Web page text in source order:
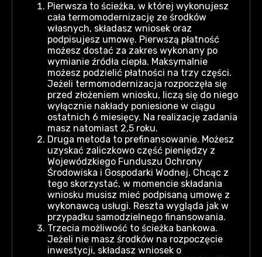
Pierwsza to ścieżka, w której wykonujesz
cała termomodernizację ze środków
własnych, składasz wniosek oraz
podpisujesz umowę. Pierwszą płatność
możesz dostać za zakres wykonany po
wymianie źródła ciepła. Maksymalnie
możesz podzielić płatności na trzy części.
Jeżeli termomodernizacja rozpoczęła się
przed złożeniem wniosku, liczą się do niego
wyłącznie nakłady poniesione w ciągu
ostatnich 6 miesięcy. Na realizację zadania
masz natomiast 2,5 roku.
Druga metoda to prefinansowanie. Możesz
uzyskać zaliczkowo część pieniędzy z
Wojewódzkiego Funduszu Ochrony
Środowiska i Gospodarki Wodnej. Chcąc z
tego skorzystać, w momencie składania
wniosku musisz mieć podpisaną umowę z
wykonawcą usługi. Reszta wygląda jak w
przypadku samodzielnego finansowania.
Trzecia możliwość to ścieżka bankowa.
Jeżeli nie masz środków na rozpoczęcie
inwestycji, składasz wniosek o